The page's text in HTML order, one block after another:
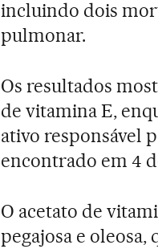
incluindo dois
pulmonar.
Os resultados
de vitamina E,
ativo responsável
encontrado em 4
O acetato de
pegajosa e oleosa,